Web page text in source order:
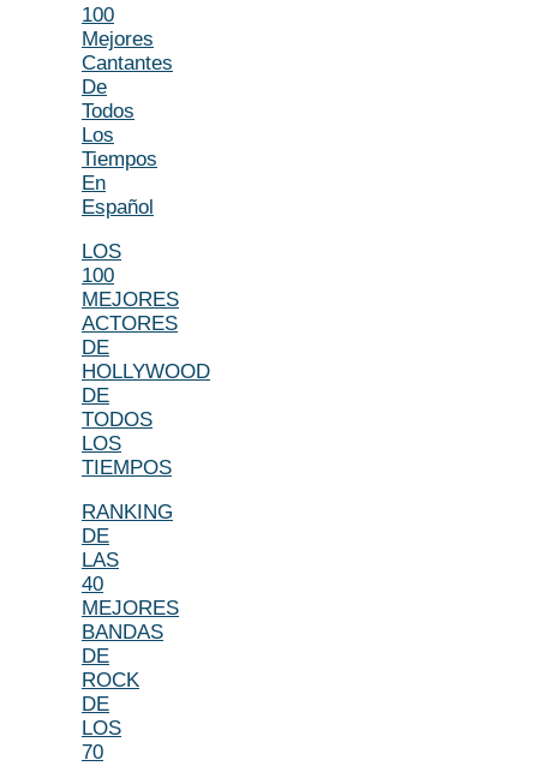
100
Mejores
Cantantes
De
Todos
Los
Tiempos
En
Español
LOS
100
MEJORES
ACTORES
DE
HOLLYWOOD
DE
TODOS
LOS
TIEMPOS
RANKING
DE
LAS
40
MEJORES
BANDAS
DE
ROCK
DE
LOS
70